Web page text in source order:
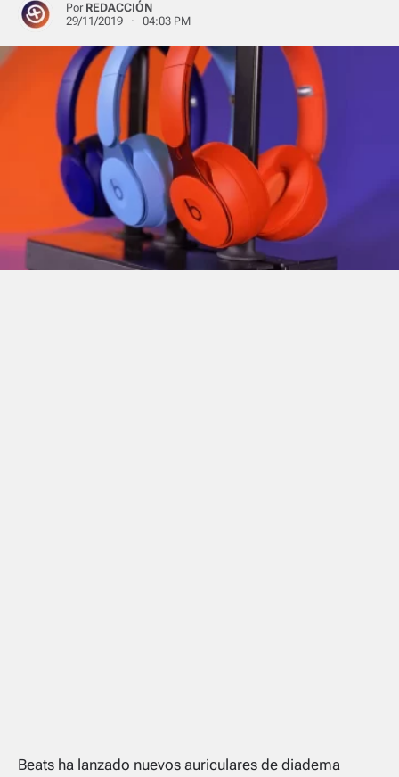
Por REDACCIÓN
29/11/2019 · 04:03 PM
Beats ha lanzado nuevos auriculares de diadema